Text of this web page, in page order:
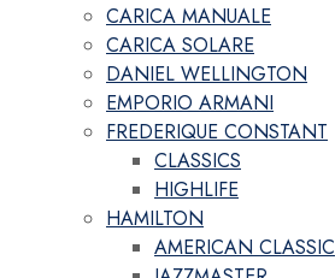
CARICA MANUALE
CARICA SOLARE
DANIEL WELLINGTON
EMPORIO ARMANI
FREDERIQUE CONSTANT
CLASSICS
HIGHLIFE
HAMILTON
AMERICAN CLASSIC